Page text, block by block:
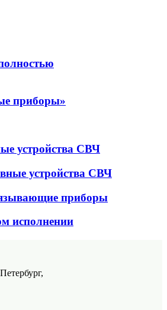
приборы»
устройства СВЧ
устройства СВЧ
приборы
исполнении